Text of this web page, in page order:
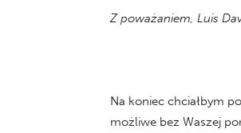
Z poważaniem, Luis
Na koniec chciałbym
możliwe bez Waszej